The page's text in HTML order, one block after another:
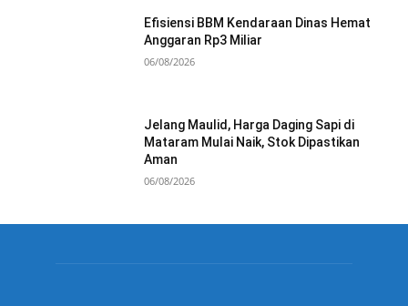
Efisiensi BBM Kendaraan Dinas Hemat
Anggaran Rp3 Miliar
06/08/2026
Jelang Maulid, Harga Daging Sapi di
Mataram Mulai Naik, Stok Dipastikan
Aman
06/08/2026